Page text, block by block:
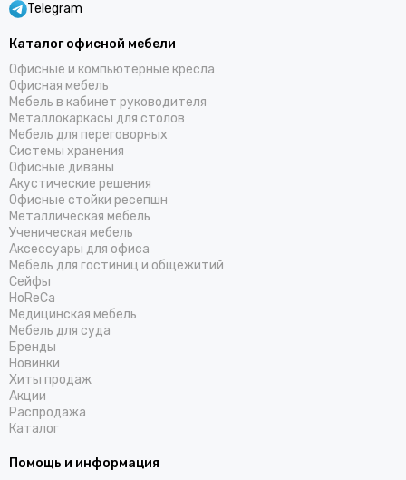
Telegram
Каталог офисной мебели
Офисные и компьютерные кресла
Офисная мебель
Мебель в кабинет руководителя
Металлокаркасы для столов
Мебель для переговорных
Системы хранения
Офисные диваны
Акустические решения
Офисные стойки ресепшн
Металлическая мебель
Ученическая мебель
Аксессуары для офиса
Мебель для гостиниц и общежитий
Cейфы
HoReCa
Медицинская мебель
Мебель для суда
Бренды
Новинки
Хиты продаж
Акции
Распродажа
Каталог
Помощь и информация